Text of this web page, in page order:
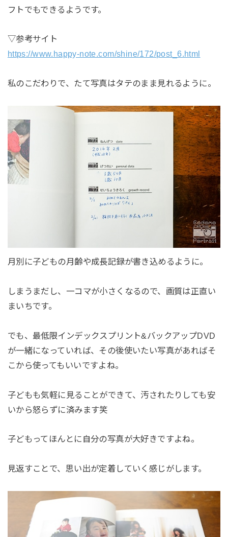
フトでもできるようです。
▽参考サイト
https://www.happy-note.com/shine/172/post_6.html
私のこだわりで、たて写真はタテのまま見れるように。
月別に子どもの月齢や成長記録が書き込めるように。
しまうまだし、一コマが小さくなるので、画質は正直い
まいちです。
でも、最低限インデックスプリント&バックアップDVD
が一緒になっていれば、その後使いたい写真があればそ
こから使ってもいいですよね。
子どもも気軽に見ることができて、汚されたりしても安
いから怒らずに済みます笑
子どもってほんとに自分の写真が大好きですよね。
見返すことで、思い出が定着していく感じがします。